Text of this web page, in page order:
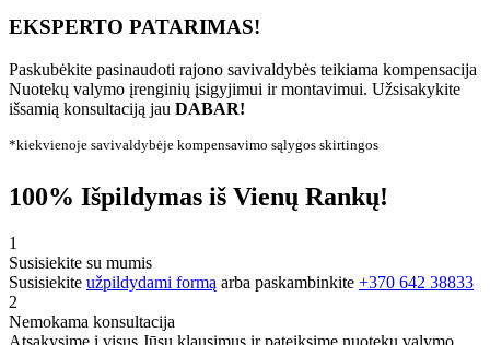
EKSPERTO PATARIMAS!
Paskubėkite pasinaudoti rajono savivaldybės teikiama kompensacija
Nuotekų valymo įrenginių įsigyjimui ir montavimui. Užsisakykite
išsamią konsultaciją jau DABAR!
*kiekvienoje savivaldybėje kompensavimo sąlygos skirtingos
100% Išpildymas iš Vienų Rankų!
1
Susisiekite su mumis
Susisiekite užpildydami formą arba paskambinkite +370 642 38833
2
Nemokama konsultacija